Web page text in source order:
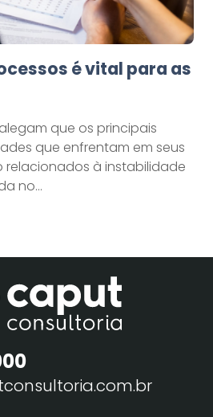
é vital para as
que os principais
que enfrentam em seus
relacionados à instabilidade
no…